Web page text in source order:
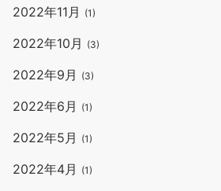
2022年11月 (1)
2022年10月 (3)
2022年9月 (3)
2022年6月 (1)
2022年5月 (1)
2022年4月 (1)